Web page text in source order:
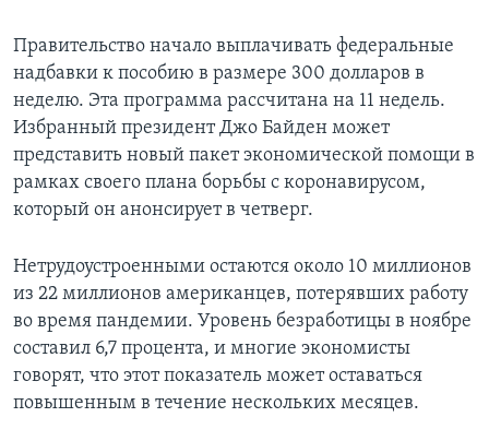
Правительство начало выплачивать федеральные
надбавки к пособию в размере 300 долларов в
неделю. Эта программа рассчитана на 11 недель.
Избранный президент Джо Байден может
представить новый пакет экономической помощи в
рамках своего плана борьбы с коронавирусом,
который он анонсирует в четверг.
Нетрудоустроенными остаются около 10 миллионов
из 22 миллионов американцев, потерявших работу
во время пандемии. Уровень безработицы в ноябре
составил 6,7 процента, и многие экономисты
говорят, что этот показатель может оставаться
повышенным в течение нескольких месяцев.